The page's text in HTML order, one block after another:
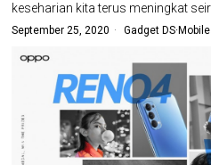
keseharian kita terus meningkat
September 25, 2020 Gadget DS·Mobile